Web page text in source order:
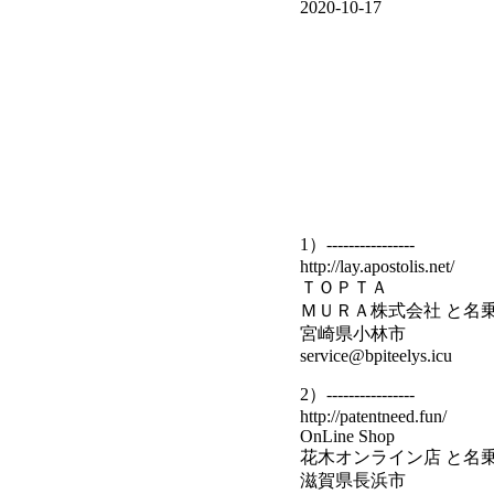
2020-10-17
1）----------------
http://lay.apostolis.net/
ＴＯＰＴＡ
ＭＵＲＡ株式会社 と名
宮崎県小林市
service@bpiteelys.icu
2）----------------
http://patentneed.fun/
OnLine Shop
花木オンライン店 と名
滋賀県長浜市